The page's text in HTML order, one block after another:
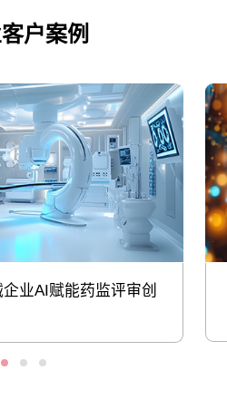
户案例
业AI赋能药监评审创